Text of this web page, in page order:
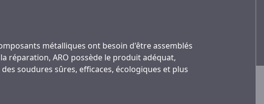
métalliques ont besoin d'être assemblés
réparation, ARO possède le produit adéquat,
soudures sûres, efficaces, écologiques et plus